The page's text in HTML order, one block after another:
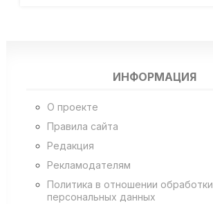
ИНФОРМАЦИЯ
О проекте
Правила сайта
Редакция
Рекламодателям
Политика в отношении обработки
персональных данных